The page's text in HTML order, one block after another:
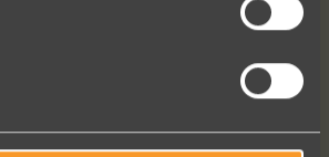
Bekijk al onze reviews